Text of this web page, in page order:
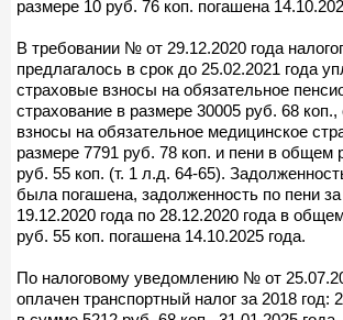
размере 10 руб. 76 коп. погашена
В требовании № от 29.12.2020 года
предлагалось в срок до 25.02.2021 года
страховые взносы на обязательное
страхование в размере 30005 руб. 68
взносы на обязательное медицинское
размере 7791 руб. 78 коп. и пени в общем
руб. 55 коп. (т. 1 л.д. 64-65).
была погашена, задолженность по пени
19.12.2020 года по 28.12.2020 года в
руб. 55 коп. погашена 14.10.2025 года.
По налоговому уведомлению № от
оплачен транспортный налог за 2018 год: